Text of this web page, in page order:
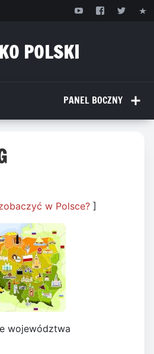
POLSKI
PANEL BOCZNY
w Polsce? ]
województwa